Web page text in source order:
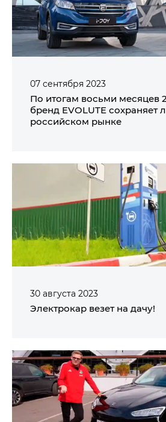
07 сентября 2023
По итогам восьми месяцев
бренд EVOLUTE сохраняет
российском рынке
30 августа 2023
Электрокар везет на дачу!